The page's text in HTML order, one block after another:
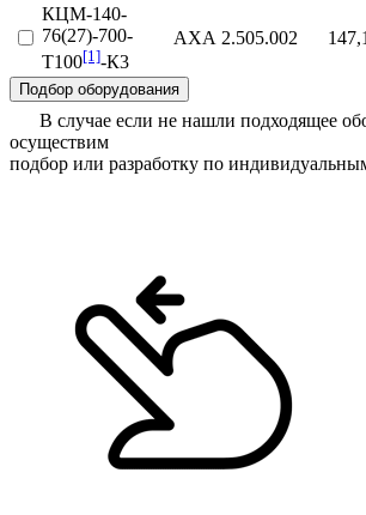
КЦМ-140-
76(27)-700-
Т100[1]-К3
АХА 2.505.002 147,1
Подбор оборудования
В случае если не нашли подходящее
осуществим
подбор или разработку по